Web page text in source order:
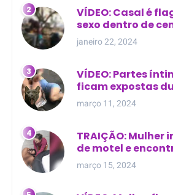
VÍDEO: Casal é
sexo dentro de
cima de túmulo
janeiro 22, 2024
VÍDEO: Partes
ficam expostas
Manaus
março 11, 2024
TRAIÇÃO:
de motel e
com outra na
março 15, 2024